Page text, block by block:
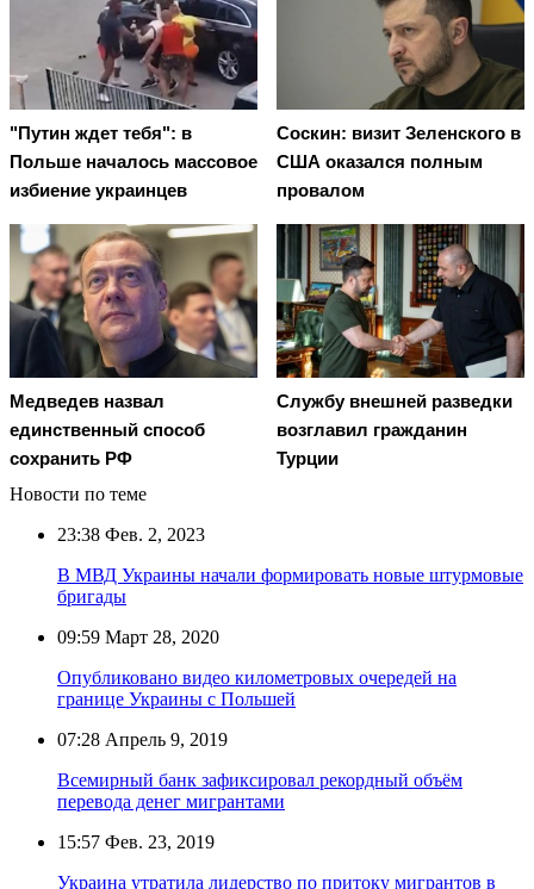
"Путин ждет тебя": в
Польше началось массовое
избиение украинцев
Соскин: визит Зеленского в
США оказался полным
провалом
Медведев назвал
единственный способ
сохранить РФ
Службу внешней разведки
возглавил гражданин
Турции
Новости по теме
23:38 Фев. 2, 2023
В МВД Украины начали формировать новые штурмовые
бригады
09:59 Март 28, 2020
Опубликовано видео километровых очередей на
границе Украины с Польшей
07:28 Апрель 9, 2019
Всемирный банк зафиксировал рекордный объём
перевода денег мигрантами
15:57 Фев. 23, 2019
Украина утратила лидерство по притоку мигрантов в